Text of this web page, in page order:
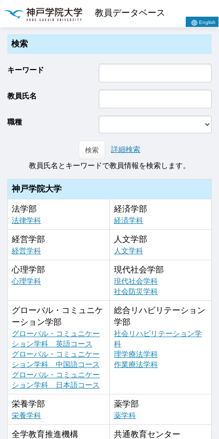
教員データベース
English
検索
キーワード
教員氏名
職種
検索
詳細検索
教員氏名とキーワードで教員情報を検索します。
神戸学院大学
法学部
法律学科
経済学部
経済学科
経営学部
経営学科
人文学部
人文学科
心理学部
心理学科
現代社会学部
現代社会学科
社会防災学科
グローバル・コミュニケ
ーション学部
グローバル・コミュニケー
ション学科 英語コース
グローバル・コミュニケー
ション学科 中国語コース
グローバル・コミュニケー
ション学科 日本語コース
総合リハビリテーション
学部
社会リハビリテーション学
科
理学療法学科
作業療法学科
栄養学部
栄養学科
薬学部
薬学科
全学教育推進機構 共通教育センター